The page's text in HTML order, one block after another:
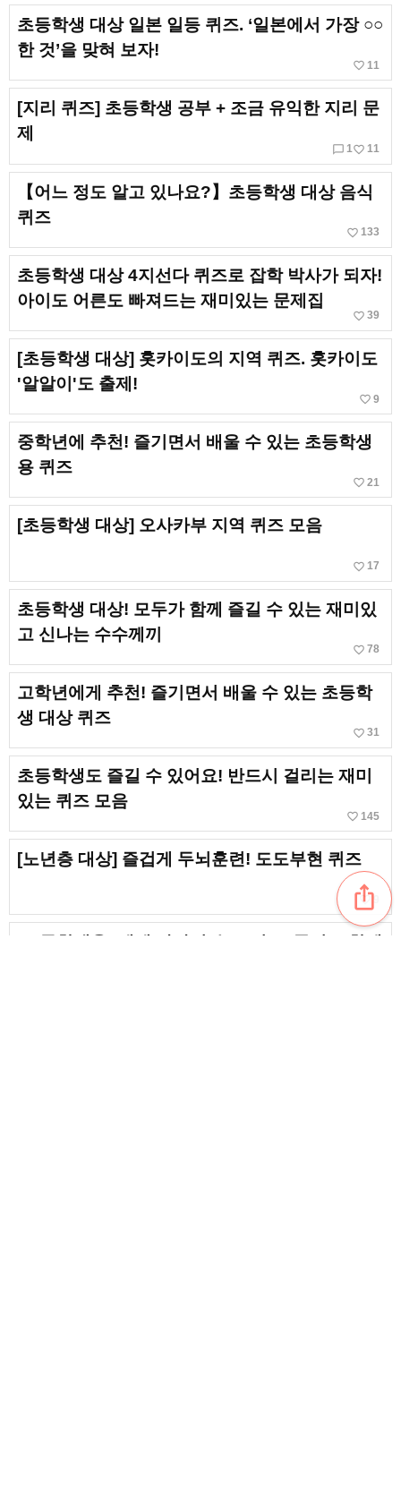
초등학생 대상 일본 일등 퀴즈. ‘일본에서 가장 ○○
한 것’을 맞혀 보자!
favorite_border 11
[지리 퀴즈] 초등학생 공부 + 조금 유익한 지리 문
제
chat_bubble_outline 1 favorite_border 11
【어느 정도 알고 있나요?】초등학생 대상 음식
퀴즈
favorite_border 133
초등학생 대상 4지선다 퀴즈로 잡학 박사가 되자!
아이도 어른도 빠져드는 재미있는 문제집
favorite_border 39
[초등학생 대상] 홋카이도의 지역 퀴즈. 홋카이도
'알알이'도 출제!
favorite_border 9
중학년에 추천! 즐기면서 배울 수 있는 초등학생
용 퀴즈
favorite_border 21
[초등학생 대상] 오사카부 지역 퀴즈 모음
favorite_border 17
초등학생 대상! 모두가 함께 즐길 수 있는 재미있
고 신나는 수수께끼
favorite_border 78
고학년에게 추천! 즐기면서 배울 수 있는 초등학
생 대상 퀴즈
favorite_border 31
초등학생도 즐길 수 있어요! 반드시 걸리는 재미
있는 퀴즈 모음
favorite_border 145
[노년층 대상] 즐겁게 두뇌훈련! 도도부현 퀴즈
favorite_border
ios_share